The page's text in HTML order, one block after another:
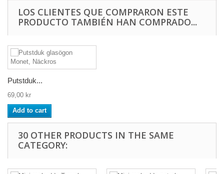
LOS CLIENTES QUE COMPRARON ESTE
PRODUCTO TAMBIÉN HAN COMPRADO...
Putstduk...
69,00 kr
Add to cart
30 OTHER PRODUCTS IN THE SAME
CATEGORY: